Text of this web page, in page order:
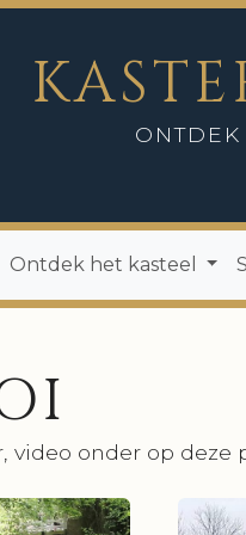
Ontdek het kasteel
onder op deze